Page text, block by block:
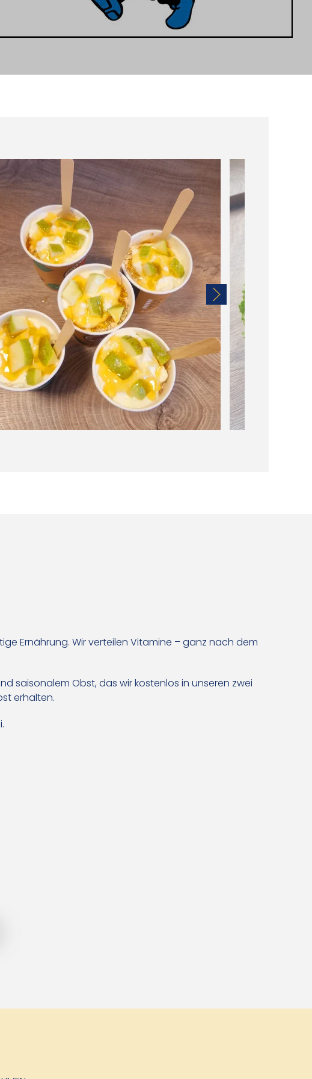
Ernährung. Wir verteilen Vitamine – ganz nach dem
saisonalem Obst, das wir kostenlos in unseren zwei
erhalten.